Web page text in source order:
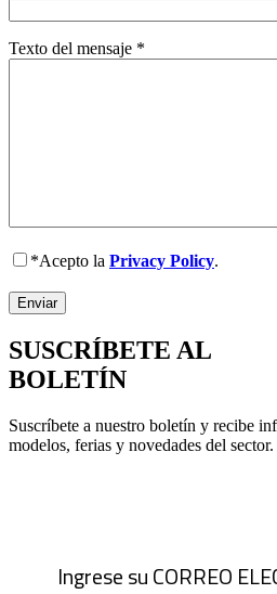
Texto del mensaje *
*Acepto la Privacy Policy.
SUSCRÍBETE AL
BOLETÍN
Suscríbete a nuestro boletín y recibe
modelos, ferias y novedades del sector.